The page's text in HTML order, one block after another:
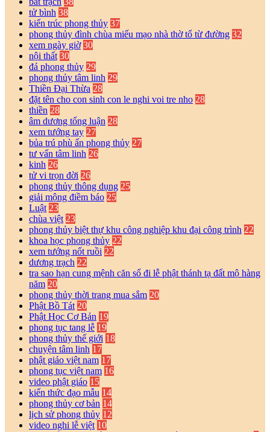
tử bình 38
kiến trúc phong thủy 37
phong thủy đình chùa miếu mạo nhà thờ tổ từ đường 32
xem ngày giờ 30
nội thất 30
đá phong thủy 29
phong thủy tâm linh 29
Thiền Đại Thừa 28
đặt tên cho con sinh con le nghi voi tre nho 28
thiền 28
âm dương tổng luận 28
xem tướng tay 27
bủa trú phù ấn phong thủy 27
tư vấn tâm linh 26
kinh 26
tử vi trọn đời 26
phong thủy thông dụng 25
giải mộng điềm báo 25
Luật 23
chùa việt 23
phong thủy biệt thự khu công nghiệp khu đại công trình 22
khoa học phong thủy 22
xem tướng nốt ruồi 22
dương trạch 22
tra sao hạn cung mệnh căn số đi lễ phật thánh tạ đất mộ hàng
năm 20
phong thủy thời trang mua sắm 20
Phật Bồ Tát 20
Phật Học Cơ Bản 19
phong tục tang lễ 19
phong thủy thế giới 18
chuyện tâm linh 17
phật giáo việt nam 17
phong tục việt nam 16
video phật giáo 15
kiến thức đạo mẫu 14
phong thủy cơ bản 14
lịch sử phong thủy 12
video nghi lễ việt 10